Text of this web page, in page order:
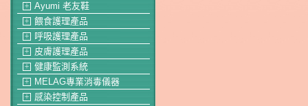
＋ Ayumi 老友鞋
＋ 餵食護理產品
＋ 呼吸護理產品
＋ 皮膚護理產品
＋ 健康監測系統
＋ MELAG專業消毒儀器
＋ 感染控制產品